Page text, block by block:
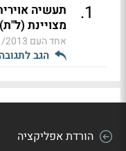
1
.
תעשיה
מצויינת (ל"ת)
אחד העם 12:14
הגב
הורדת אפליקציה